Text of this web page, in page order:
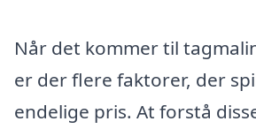
Når det kommer til
er der flere faktorer, der
endelige pris. At forstå